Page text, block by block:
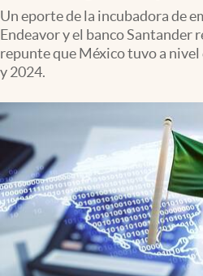
Tv
Clima
Mediakit
abre en nueva pestaña
México
Un eporte de la incubadora de
Endeavor y el banco Santander
repunte que México tuvo a
y 2024.